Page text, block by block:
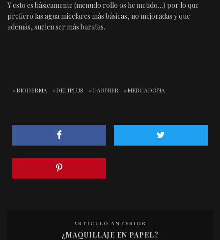
Y esto es básicamente (menudo rollo os he metido…) por lo que
prefiero las agua micelares más básicas, no mejoradas y que
además, suelen ser más baratas.
BIODERMA DELIPLUS GARNIER MERCADONA
ARTÍCULO ANTERIOR
¿MAQUILLAJE EN PAPEL?